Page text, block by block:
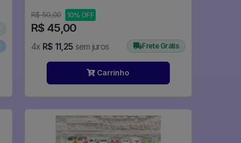
- Attack On Titan
R$ 50,00 10% OFF
R$ 45,00
4x R$ 11,25 sem juros Frete Grátis
Carrinho